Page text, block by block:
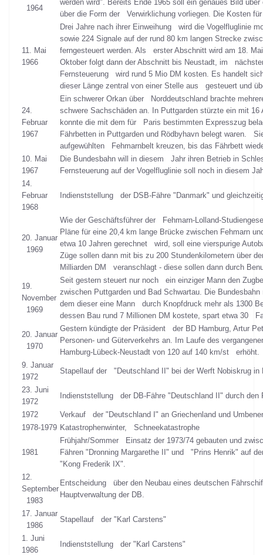
1964
werden wird". Bereits Ende 1965 soll ein genaues Bild
über die Form der Verwirklichung vorliegen. Die Kosten
11. Mai
1966
Drei Jahre nach ihrer Einweihung wird die Vogelfluglinie
sowie 224 Signale auf der rund 80 km langen Strecke
ferngesteuert werden. Als erster Abschnitt wird am 18.
Oktober folgt dann der Abschnitt bis Neustadt, im
Fernsteuerung wird rund 5 Mio DM kosten. Es handelt
dieser Länge zentral von einer Stelle aus gesteuert und
24.
Februar
1967
Ein schwerer Orkan über Norddeutschland brachte
schwere Sachschäden an. In Puttgarden stürzte ein mit
konnte die mit dem für Paris bestimmten Expresszug
Fährbetten in Puttgarden und Rödbyhavn belegt waren.
aufgewühlten Fehmarnbelt kreuzen, bis das Fährbett
10. Mai
1967
Die Bundesbahn will in diesem Jahr ihren Betrieb in
Fernsteuerung auf der Vogelfluglinie soll noch in diesem
14.
Februar
1968
Indienststellung der DSB-Fähre "Danmark" und
20. Januar
1969
Wie der Geschäftsführer der Fehmarn-Lolland-
Pläne für eine 20,4 km lange Brücke zwischen Fehmarn
etwa 10 Jahren gerechnet wird, soll eine vierspurige
Züge sollen dann mit bis zu 200 Stundenkilometern über
Milliarden DM veranschlagt - diese sollen dann durch
19.
November
1969
Seit gestern steuert nur noch ein einziger Mann den
zwischen Puttgarden und Bad Schwartau. Die
dem dieser eine Mann durch Knopfdruck mehr als 1300
dessen Bau rund 7 Millionen DM kostete, spart etwa 30
20. Januar
1970
Gestern kündigte der Präsident der BD Hamburg, Artur
Personen- und Güterverkehrs an. Im Laufe des
Hamburg-Lübeck-Neustadt von 120 auf 140 km/st erhöht.
9. Januar
1972
Stapellauf der "Deutschland II" bei der Werft Nobiskrug
23. Juni
1972
Indienststellung der DB-Fähre "Deutschland II" durch
1972
Verkauf der "Deutschland I" an Griechenland und
1978-1979 Katastrophenwinter, Schneekatastrophe
1981
Frühjahr/Sommer Einsatz der 1973/74 gebauten und
Fähren "Dronning Margarethe II" und "Prins Henrik" auf
"Kong Frederik IX".
12.
September
1983
Entscheidung über den Neubau eines deutschen
Hauptverwaltung der DB.
17. Januar
1986
Stapellauf der "Karl Carstens"
1. Juni
1986
Indienststellung der "Karl Carstens"